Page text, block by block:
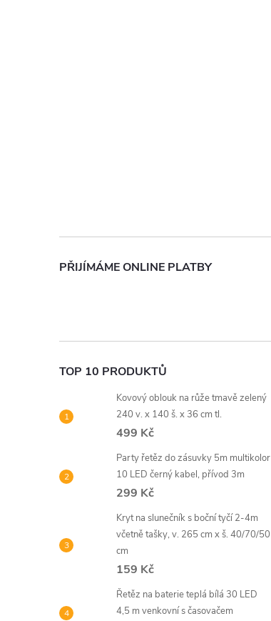
PŘIJÍMÁME ONLINE PLATBY
TOP 10 PRODUKTŮ
Kovový oblouk na růže tmavě zelený
240 v. x 140 š. x 36 cm tl.
499 Kč
Party řetěz do zásuvky 5m multikolor
10 LED černý kabel, přívod 3m
299 Kč
Kryt na slunečník s boční tyčí 2-4m
včetně tašky, v. 265 cm x š. 40/70/50
cm
159 Kč
Řetěz na baterie teplá bílá 30 LED
4,5 m venkovní s časovačem